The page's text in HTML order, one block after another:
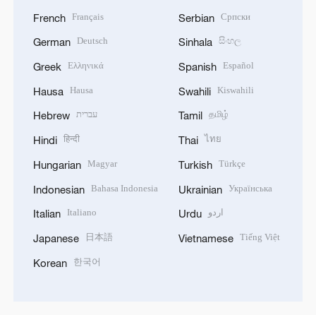
French Français
German Deutsch
Greek Ελληνικά
Hausa Hausa
Hebrew עברית
Hindi हिन्दी
Hungarian Magyar
Indonesian Bahasa Indonesia
Italian Italiano
Japanese 日本語
Korean 한국어
Serbian Српски
Sinhala සිංහල
Spanish Español
Swahili Kiswahili
Tamil தமிழ்
Thai ไทย
Turkish Türkçe
Ukrainian Українська
Urdu اردو
Vietnamese Tiếng Việt